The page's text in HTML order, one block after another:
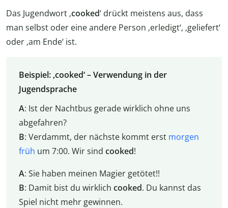
Das Jugendwort ‚cooked‘ drückt meistens aus, dass
man selbst oder eine andere Person ‚erledigt‘, ‚geliefert‘
oder ‚am Ende‘ ist.
Beispiel: ‚cooked‘ – Verwendung in der
Jugendsprache
A: Ist der Nachtbus gerade wirklich ohne uns
abgefahren?
B: Verdammt, der nächste kommt erst morgen
früh um 7:00. Wir sind cooked!
A: Sie haben meinen Magier getötet!!
B: Damit bist du wirklich cooked. Du kannst das
Spiel nicht mehr gewinnen.